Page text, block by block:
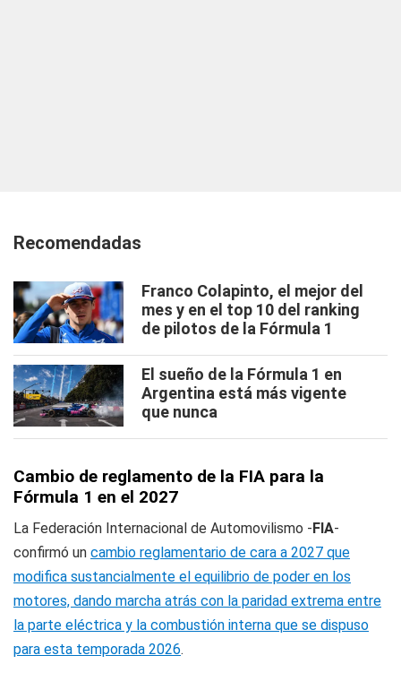
Recomendadas
Franco Colapinto, el mejor del
mes y en el top 10 del ranking
de pilotos de la Fórmula 1
El sueño de la Fórmula 1 en
Argentina está más vigente
que nunca
Cambio de reglamento de la FIA para la
Fórmula 1 en el 2027
La Federación Internacional de Automovilismo -FIA-
confirmó un cambio reglamentario de cara a 2027 que
modifica sustancialmente el equilibrio de poder en los
motores, dando marcha atrás con la paridad extrema entre
la parte eléctrica y la combustión interna que se dispuso
para esta temporada 2026.